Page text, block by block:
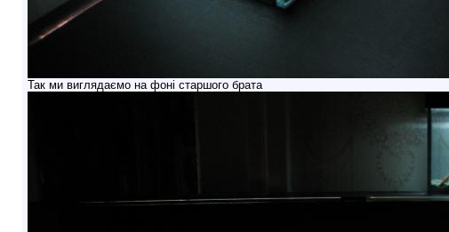
Так ми виглядаємо на фоні старшого брата